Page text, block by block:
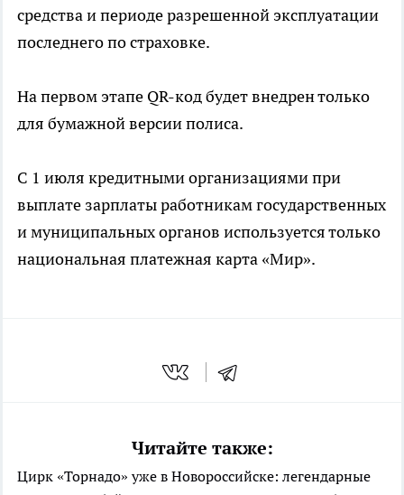
средства и периоде разрешенной эксплуатации
последнего по страховке.
На первом этапе QR-код будет внедрен только
для бумажной версии полиса.
С 1 июля кредитными организациями при
выплате зарплаты работникам государственных
и муниципальных органов используется только
национальная платежная карта «Мир».
Читайте также:
Цирк «Торнадо» уже в Новороссийске: легендарные